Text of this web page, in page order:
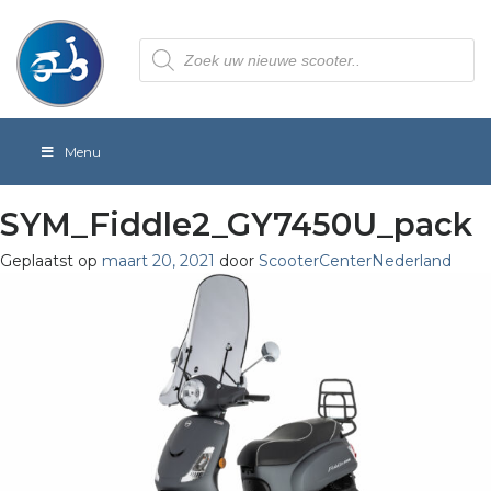
Producten
zoeken
Menu
SYM_Fiddle2_GY7450U_pack
Geplaatst op maart 20, 2021 door ScooterCenterNederland